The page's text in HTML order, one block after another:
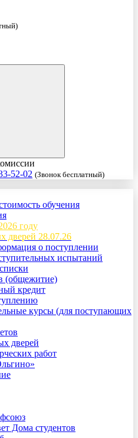
52-02 (Звонок бесплатный)
обучения
году
дверей 28.07.26
о поступлении
испытаний
(общежитие)
кредит
курсы (для поступающих
дверей
работ
Дома студентов